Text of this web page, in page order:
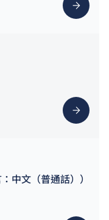
中文（普通話））